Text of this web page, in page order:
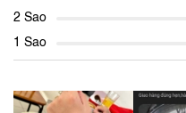
2 Sao
1 Sao